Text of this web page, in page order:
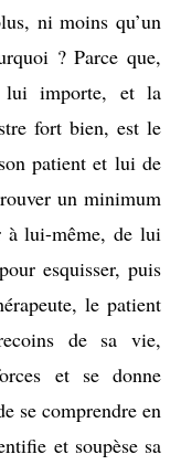
ni moins qu’un
? Parce que,
importe, et la
fort bien, est le
patient et lui de
un minimum
à lui-même, de lui
esquisser, puis
le patient
de sa vie,
et se donne
se comprendre en
et soupèse sa